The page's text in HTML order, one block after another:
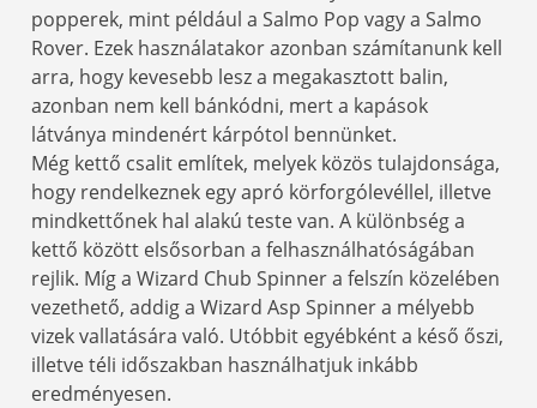
popperek, mint például a Salmo Pop vagy a Salmo
Rover. Ezek használatakor azonban számítanunk kell
arra, hogy kevesebb lesz a megakasztott balin,
azonban nem kell bánkódni, mert a kapások
látványa mindenért kárpótol bennünket.
Még kettő csalit említek, melyek közös tulajdonsága,
hogy rendelkeznek egy apró körforgólevéllel, illetve
mindkettőnek hal alakú teste van. A különbség a
kettő között elsősorban a felhasználhatóságában
rejlik. Míg a Wizard Chub Spinner a felszín közelében
vezethető, addig a Wizard Asp Spinner a mélyebb
vizek vallatására való. Utóbbit egyébként a késő őszi,
illetve téli időszakban használhatjuk inkább
eredményesen.